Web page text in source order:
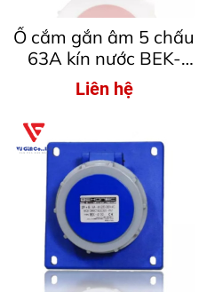
Ổ cắm gắn âm 5 chấu
63A kín nước BEK-
4352
Liên hệ